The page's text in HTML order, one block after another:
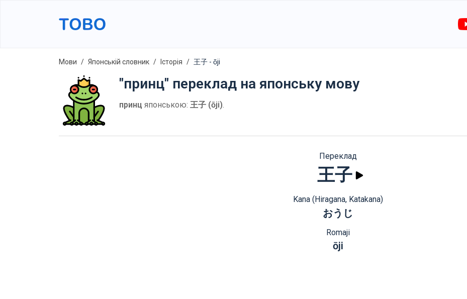
Мови Японській словник Історія 王子 - ōji
"принц" переклад на японську мову
принц японською: 王子 (ōji).
Переклад
王子
Kana (Hiragana, Katakana)
おうじ
Romaji
ōji